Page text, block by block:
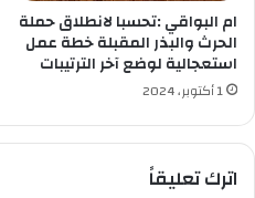
:
ن
ق
ل
م
ب
ا
ام البواقي :تحسبا لانطلاق حملة
الحرث والبذر المقبلة خطة عمل
استعجالية لوضع آخر الترتيبات
1 أكتوبر، 2024
اترك تعليقاً